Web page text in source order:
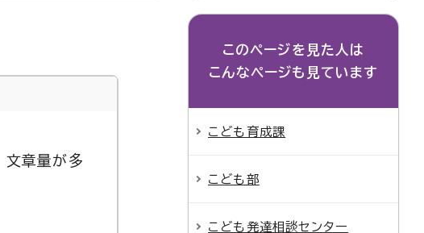
文章量が多
このページを見た人は
こんなページも見ています
こども育成課
こども部
こども発達相談センター